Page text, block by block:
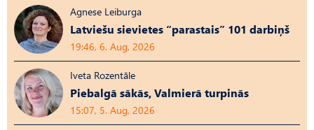
Agnese Leiburga
Latviešu sievietes “parastais” 101 darbiņš
19:46, 6. Aug, 2026
Iveta Rozentāle
Piebalgā sākās, Valmierā turpinās
15:07, 5. Aug, 2026